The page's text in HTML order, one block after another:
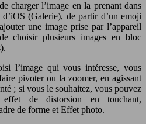
charger l’image en la prenant dans
(Galerie), de partir d’un emoji
une image prise par l’appareil
choisir plusieurs images en bloc
l’image qui vous intéresse, vous
pivoter ou la zoomer, en agissant
; si vous le souhaitez, vous pouvez
de distorsion en touchant,
de forme et Effet photo.